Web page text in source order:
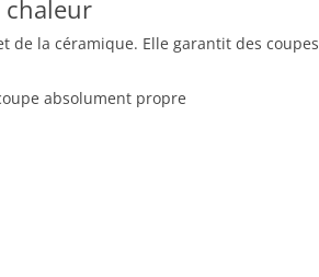
chaleur
de la céramique. Elle garantit des coupes
absolument propre